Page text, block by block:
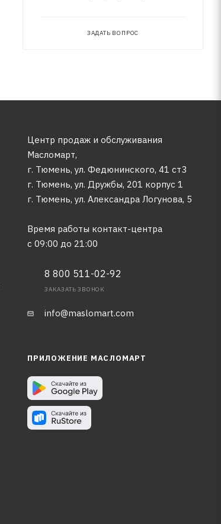
ЗАДАТЬ ВОПРОС
Центр продаж и обслуживания
Масломарт,
г. Тюмень, ул. Федюнинского, 41 ст3
г. Тюмень, ул. Дружбы, 201 корпус 1
г. Тюмень, ул. Александра Логунова, 5
Время работы контакт-центра
с 09:00 до 21:00
8 800 511-02-92
ЗАКАЗАТЬ ЗВОНОК
info@maslomart.com
ПРИЛОЖЕНИЕ МАСЛОМАРТ